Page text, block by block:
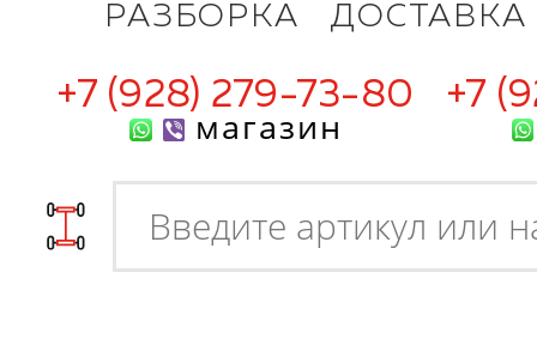
РАЗБОРКА ДОСТАВКА
+7 (928) 279-73-80
магазин
+7